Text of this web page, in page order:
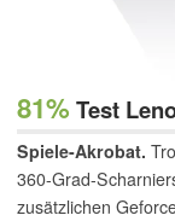
81% Test
Spiele-Akrobat.
360-Grad-
zusätzlichen